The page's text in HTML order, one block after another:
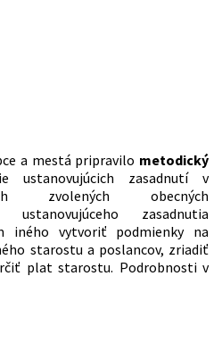
a mestá pripravilo metodický
ustanovujúcich zasadnutí v
zvolených obecných
ustanovujúceho zasadnutia
vytvoriť podmienky na
starostu a poslancov, zriadiť
plat starostu. Podrobnosti v